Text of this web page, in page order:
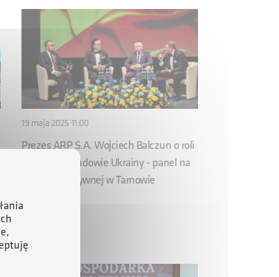
19 maja 2025 11:00
Prezes ARP S.A. Wojciech Balczun o roli
Polski w odbudowie Ukrainy - panel na
Gali Charytatywnej w Tarnowie